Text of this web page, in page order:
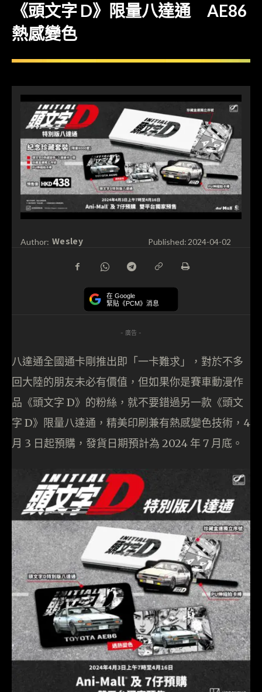
《頭文字 D》限量八達通 AE86
熱感變色
Author: Wesley Published: 2024-04-02
在 Google
緊貼《PCM》消息
- 廣告 -
八達通全國通卡剛推出即「一卡難求」，對於不多
回大陸的朋友未必有價值，但如果你是賽車動漫作
品《頭文字 D》的粉絲，就不要錯過另一款《頭文
字 D》限量八達通，精美印刷兼有熱感變色技術，4
月 3 日起預購，發貨日期預計為 2024 年 7 月底。